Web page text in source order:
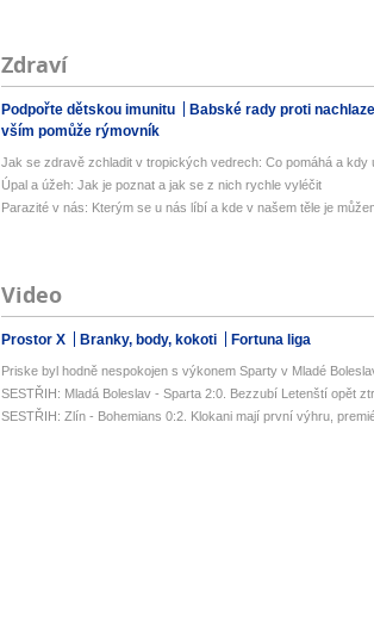
Zdraví
Podpořte dětskou imunitu
Babské rady proti
vším pomůže rýmovník
Jak se zdravě zchladit v tropických vedrech: Co pomáhá a kdy
Úpal a úžeh: Jak je poznat a jak se z nich rychle vyléčit
Parazité v nás: Kterým se u nás líbí a kde v našem těle je
Video
Prostor X Branky, body, kokoti Fortuna liga
Priske byl hodně nespokojen s výkonem Sparty v Mladé
SESTŘIH: Mladá Boleslav - Sparta 2:0. Bezzubí Letenští opět
SESTŘIH: Zlín - Bohemians 0:2. Klokani mají první výhru,